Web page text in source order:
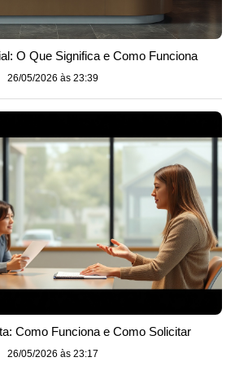
O Que Significa e Como Funciona
26/05/2026 às 23:39
Como Funciona e Como Solicitar
26/05/2026 às 23:17